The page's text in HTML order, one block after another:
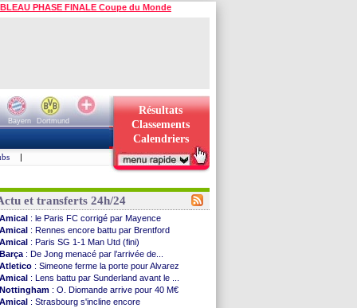
PHASE FINALE Coupe du Monde
Bayern
Dortmund
Résultats
Classements
Calendriers
|
et transferts 24h/24
Amical : le Paris FC corrigé par Mayence
Amical : Rennes encore battu par Brentford
Amical : Paris SG 1-1 Man Utd (fini)
Barça : De Jong menacé par l’arrivée de...
Atletico : Simeone ferme la porte pour Alvarez
Amical : Lens battu par Sunderland avant le ...
Nottingham : O. Diomande arrive pour 40 M€
Amical : Strasbourg s'incline encore